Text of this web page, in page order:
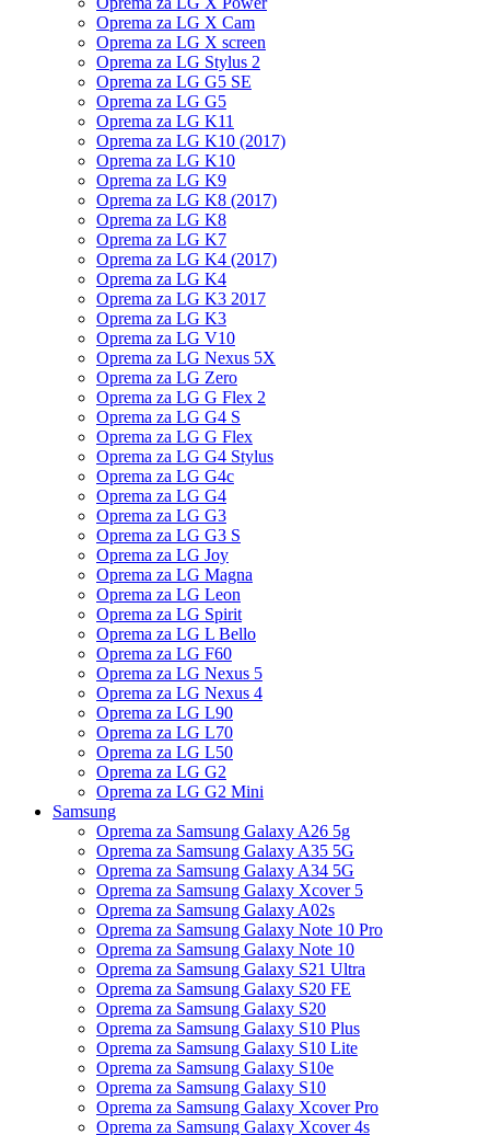
Oprema za LG X Cam
Oprema za LG X screen
Oprema za LG Stylus 2
Oprema za LG G5 SE
Oprema za LG G5
Oprema za LG K11
Oprema za LG K10 (2017)
Oprema za LG K10
Oprema za LG K9
Oprema za LG K8 (2017)
Oprema za LG K8
Oprema za LG K7
Oprema za LG K4 (2017)
Oprema za LG K4
Oprema za LG K3 2017
Oprema za LG K3
Oprema za LG V10
Oprema za LG Nexus 5X
Oprema za LG Zero
Oprema za LG G Flex 2
Oprema za LG G4 S
Oprema za LG G Flex
Oprema za LG G4 Stylus
Oprema za LG G4c
Oprema za LG G4
Oprema za LG G3
Oprema za LG G3 S
Oprema za LG Joy
Oprema za LG Magna
Oprema za LG Leon
Oprema za LG Spirit
Oprema za LG L Bello
Oprema za LG F60
Oprema za LG Nexus 5
Oprema za LG Nexus 4
Oprema za LG L90
Oprema za LG L70
Oprema za LG L50
Oprema za LG G2
Oprema za LG G2 Mini
Samsung
Oprema za Samsung Galaxy A26 5g
Oprema za Samsung Galaxy A35 5G
Oprema za Samsung Galaxy A34 5G
Oprema za Samsung Galaxy Xcover 5
Oprema za Samsung Galaxy A02s
Oprema za Samsung Galaxy Note 10 Pro
Oprema za Samsung Galaxy Note 10
Oprema za Samsung Galaxy S21 Ultra
Oprema za Samsung Galaxy S20 FE
Oprema za Samsung Galaxy S20
Oprema za Samsung Galaxy S10 Plus
Oprema za Samsung Galaxy S10 Lite
Oprema za Samsung Galaxy S10e
Oprema za Samsung Galaxy S10
Oprema za Samsung Galaxy Xcover Pro
Oprema za Samsung Galaxy Xcover 4s